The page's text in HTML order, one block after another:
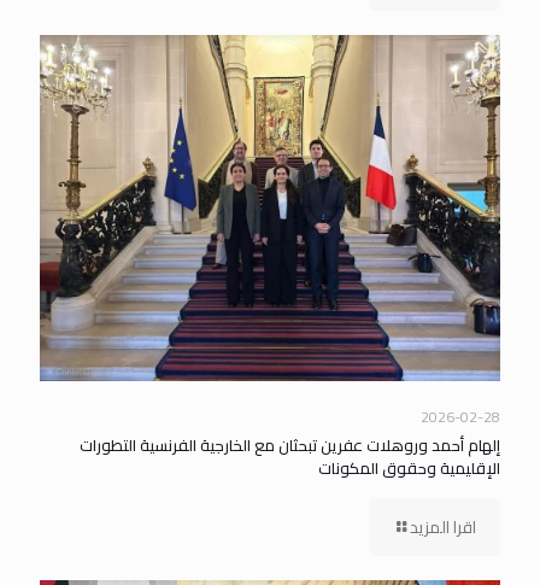
2026-02-28
إلهام أحمد وروهلات عفرين تبحثان مع الخارجية الفرنسية التطورات
الإقليمية وحقوق المكونات
اقرا المزيد